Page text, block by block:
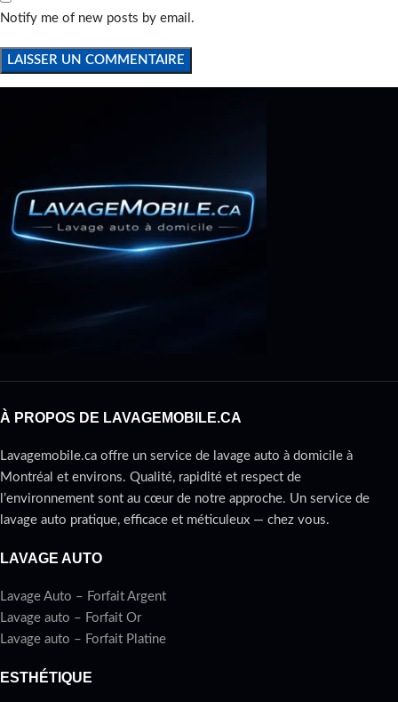
Notify me of new posts by email.
À PROPOS DE LAVAGEMOBILE.CA
Lavagemobile.ca offre un service de lavage auto à domicile à
Montréal et environs. Qualité, rapidité et respect de
l’environnement sont au cœur de notre approche. Un service de
lavage auto pratique, efficace et méticuleux — chez vous.
LAVAGE AUTO
Lavage Auto – Forfait Argent
Lavage auto – Forfait Or
Lavage auto – Forfait Platine
ESTHÉTIQUE